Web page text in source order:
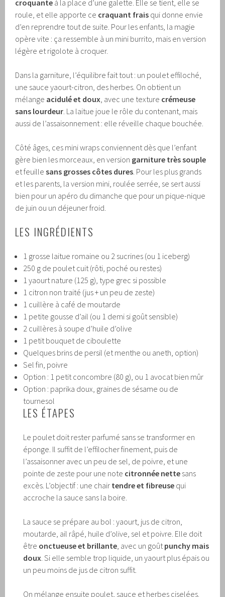
croquante à la place d’une galette. Elle se tient, elle se
roule, et elle apporte ce craquant frais qui donne envie
d’en reprendre tout de suite. Pour les enfants, la magie
opère vite : ça ressemble à un mini burrito, mais en version
légère et rigolote à croquer.
Dans la garniture, l’équilibre fait tout : un poulet effiloché,
une sauce yaourt-citron, des herbes. On obtient un
mélange acidulé et doux , avec une texture crémeuse
sans lourdeur . La laitue joue le rôle du contenant, mais
aussi de l’assaisonnement : elle réveille chaque bouchée.
Côté âges, ces mini wraps conviennent dès que l’enfant
gère bien les morceaux, en version garniture très souple
et feuillesans grosses côtes dures . Pour les plus grands
et les parents, la version mini, roulée serrée, se sert aussi
bien pour un apéro du dimanche que pour un pique-nique
de juin ou un déjeuner froid.
LES INGRÉDIENTS
1 grosse laitue romaine ou 2 sucrines (ou 1 iceberg)
250 g de poulet cuit (rôti, poché ou restes)
1 yaourt nature (125 g), type grec si possible
1 citron non traité (jus + un peu de zeste)
1 cuillère à café de moutarde
1 petite gousse d’ail (ou 1 demi si goût sensible)
2 cuillères à soupe d’huile d’olive
1 petit bouquet de ciboulette
Quelques brins de persil (et menthe ou aneth, option)
Sel fin, poivre
Option : 1 petit concombre (80 g), ou 1 avocat bien mûr
Option : paprika doux, graines de sésame ou de
tournesol
LES ÉTAPES
Le poulet doit rester parfumé sans se transformer en
éponge. Il suffit de l’effilocher finement, puis de
l’assaisonner avec un peu de sel, de poivre, et une
pointe de zeste pour une note citronnée nette sans
excès. L’objectif : une chair tendre et fibreuse qui
accroche la sauce sans la boire.
La sauce se prépare au bol : yaourt, jus de citron,
moutarde, ail râpé, huile d’olive, sel et poivre. Elle doit
être onctueuse et brillante , avec un goût punchy mais
doux . Si elle semble trop liquide, un yaourt plus épais ou
un peu moins de jus de citron suffit.
On mélange ensuite poulet, sauce et herbes ciselées.